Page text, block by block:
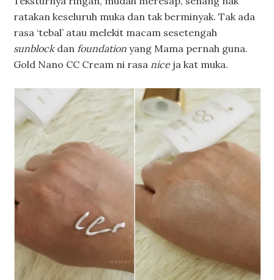
ratakan keseluruh muka dan tak berminyak. Tak ada
rasa ‘tebal’ atau melekit macam sesetengah
sunblockdan foundation yang Mama pernah guna.
Gold Nano CC Cream ni rasaniceja kat muka.